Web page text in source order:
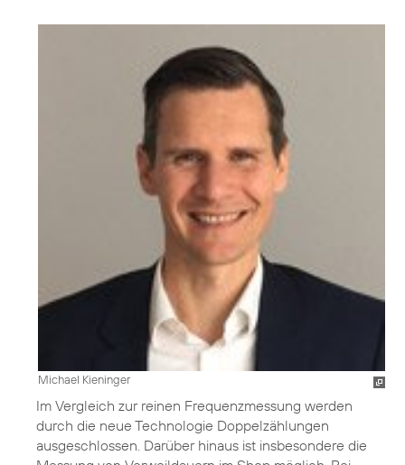
Michael Kieninger
Im Vergleich zur reinen Frequenzmessung werden
durch die neue Technologie Doppelzählungen
ausgeschlossen. Darüber hinaus ist insbesondere die